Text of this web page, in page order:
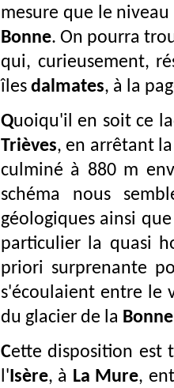
mesure que le
Bonne. On pourra
qui, curieusement,
îles dalmates, à la
Quoiqu'il en soit ce
Trièves, en arrêtant
culminé à 880 m
schéma nous
géologiques ainsi
particulier la quasi
priori surprenante
s'écoulaient entre le
du glacier de la Bonne
Cette disposition est très fréquente. On peut l'observer, par exemple dans
l'Isère, à La Mure,